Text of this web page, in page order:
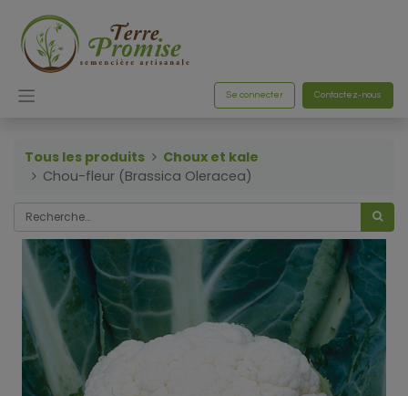
Se connecter Contactez-nous
Tous les produits
Choux et kale
Chou-fleur (Brassica Oleracea)